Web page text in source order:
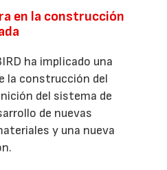
en la construcción
ha implicado una
la construcción del
del sistema de
de nuevas
y una nueva